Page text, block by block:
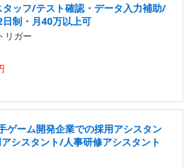
ッフ/テスト確認・データ入力補助/
制・月40万以上可
リガー
ゲーム開発企業での採用アシスタン
シスタント/人事研修アシスタント